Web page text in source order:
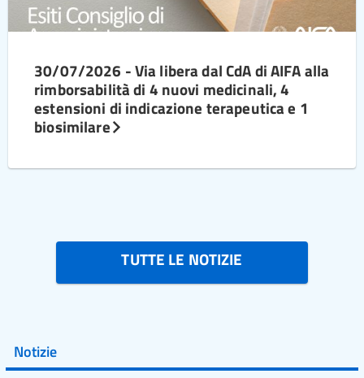
30/07/2026 - Via libera dal CdA di AIFA alla
rimborsabilità di 4 nuovi medicinali, 4
estensioni di indicazione terapeutica e 1
biosimilare
TUTTE LE NOTIZIE
Notizie